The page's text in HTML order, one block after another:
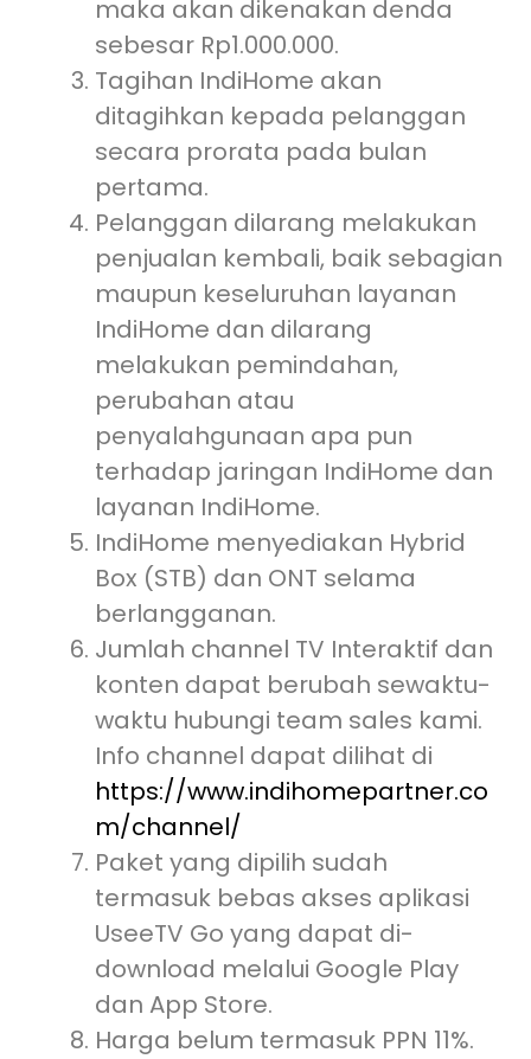
maka akan dikenakan denda
sebesar Rp1.000.000.
Tagihan IndiHome akan
ditagihkan kepada pelanggan
secara prorata pada bulan
pertama.
Pelanggan dilarang melakukan
penjualan kembali, baik sebagian
maupun keseluruhan layanan
IndiHome dan dilarang
melakukan pemindahan,
perubahan atau
penyalahgunaan apa pun
terhadap jaringan IndiHome dan
layanan IndiHome.
IndiHome menyediakan Hybrid
Box (STB) dan ONT selama
berlangganan.
Jumlah channel TV Interaktif dan
konten dapat berubah sewaktu-
waktu hubungi team sales kami.
Info channel dapat dilihat di
https://www.indihomepartner.co
m/channel/
Paket yang dipilih sudah
termasuk bebas akses aplikasi
UseeTV Go yang dapat di-
download melalui Google Play
dan App Store.
Harga belum termasuk PPN 11%.